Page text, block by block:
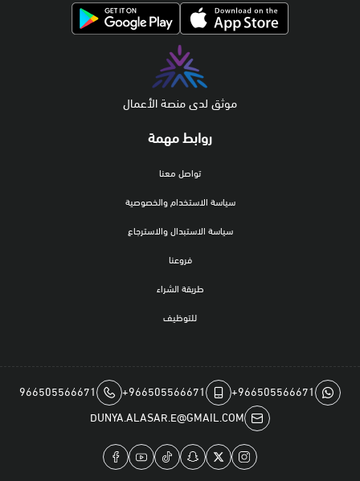
روابط مهمة
تواصل معنا
سياسة الاستخدام والخصوصية
سياسة الاستبدال والاسترجاع
فروعنا
طريقة الشراء
للتوظيف
موثق لدى منصة الأعمال
+966505566671
+966505566671
966505566671
DUNYA.ALASAR.E@GMAIL.COM